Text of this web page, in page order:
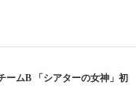
ームB 「シアターの女神」初